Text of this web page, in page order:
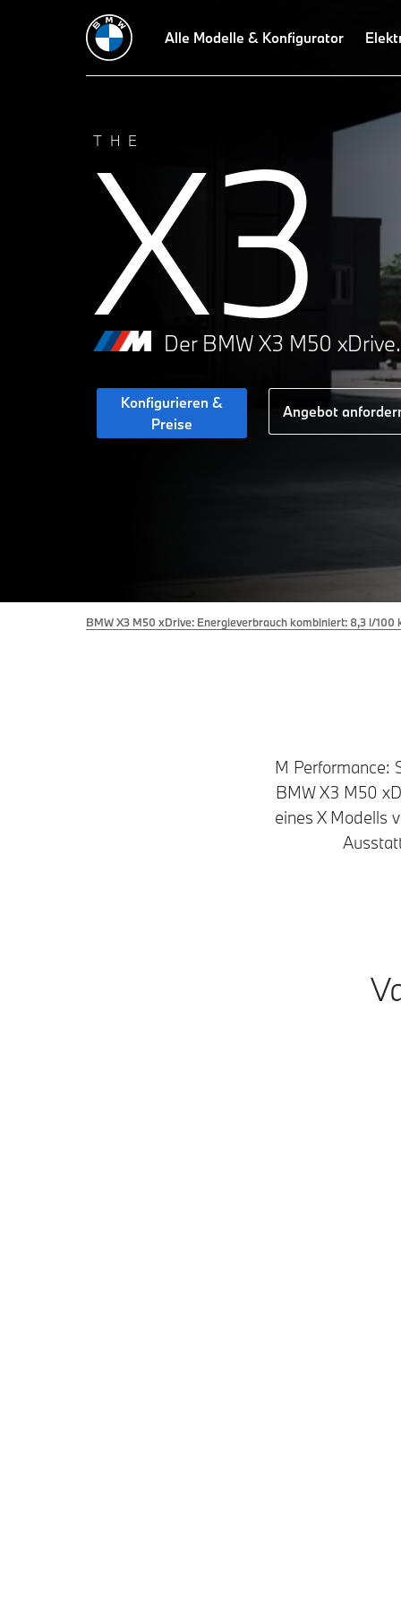
Alle Modelle & Konfigurator
THE
X3
Der BMW X3 M50 xDrive.
Konfigurieren &
Preise
Angebot
BMW X3 M50 xDrive: Energieverbrauch kombiniert: 8,3 l/100
Technische Daten Preisliste Probefahrt vereinbaren
M Performance:
BMW X3 M50
eines X Modells